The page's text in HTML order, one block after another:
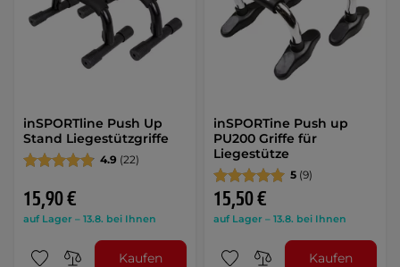
inSPORTline Push Up
Stand Liegestützgriffe
4.9 (22)
15,90 €
auf Lager – 13.8. bei Ihnen
Kaufen
inSPORTine Push up
PU200 Griffe für
Liegestütze
5 (9)
15,50 €
auf Lager – 13.8. bei Ihnen
Kaufen